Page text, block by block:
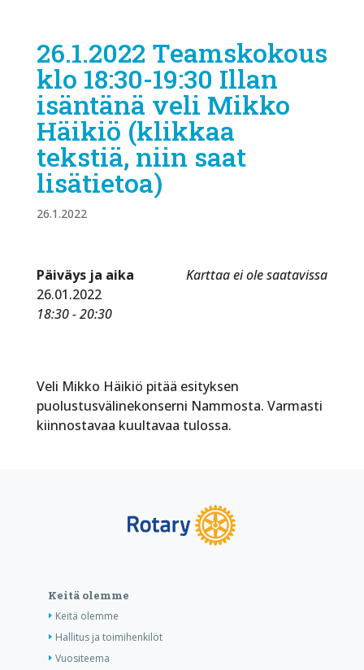
26.1.2022 Teamskokous
klo 18:30-19:30 Illan
isäntänä veli Mikko
Häikiö (klikkaa
tekstiä, niin saat
lisätietoa)
26.1.2022
Karttaa ei ole saatavissa
Päiväys ja aika
26.01.2022
18:30 - 20:30
Veli Mikko Häikiö pitää esityksen
puolustusvälinekonserni Nammosta. Varmasti
kiinnostavaa kuultavaa tulossa.
Keitä olemme
Keitä olemme
Hallitus ja toimihenkilöt
Vuositeema